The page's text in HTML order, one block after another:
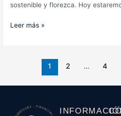
sostenible y florezca. Hoy
Leer más »
1 2 … 4